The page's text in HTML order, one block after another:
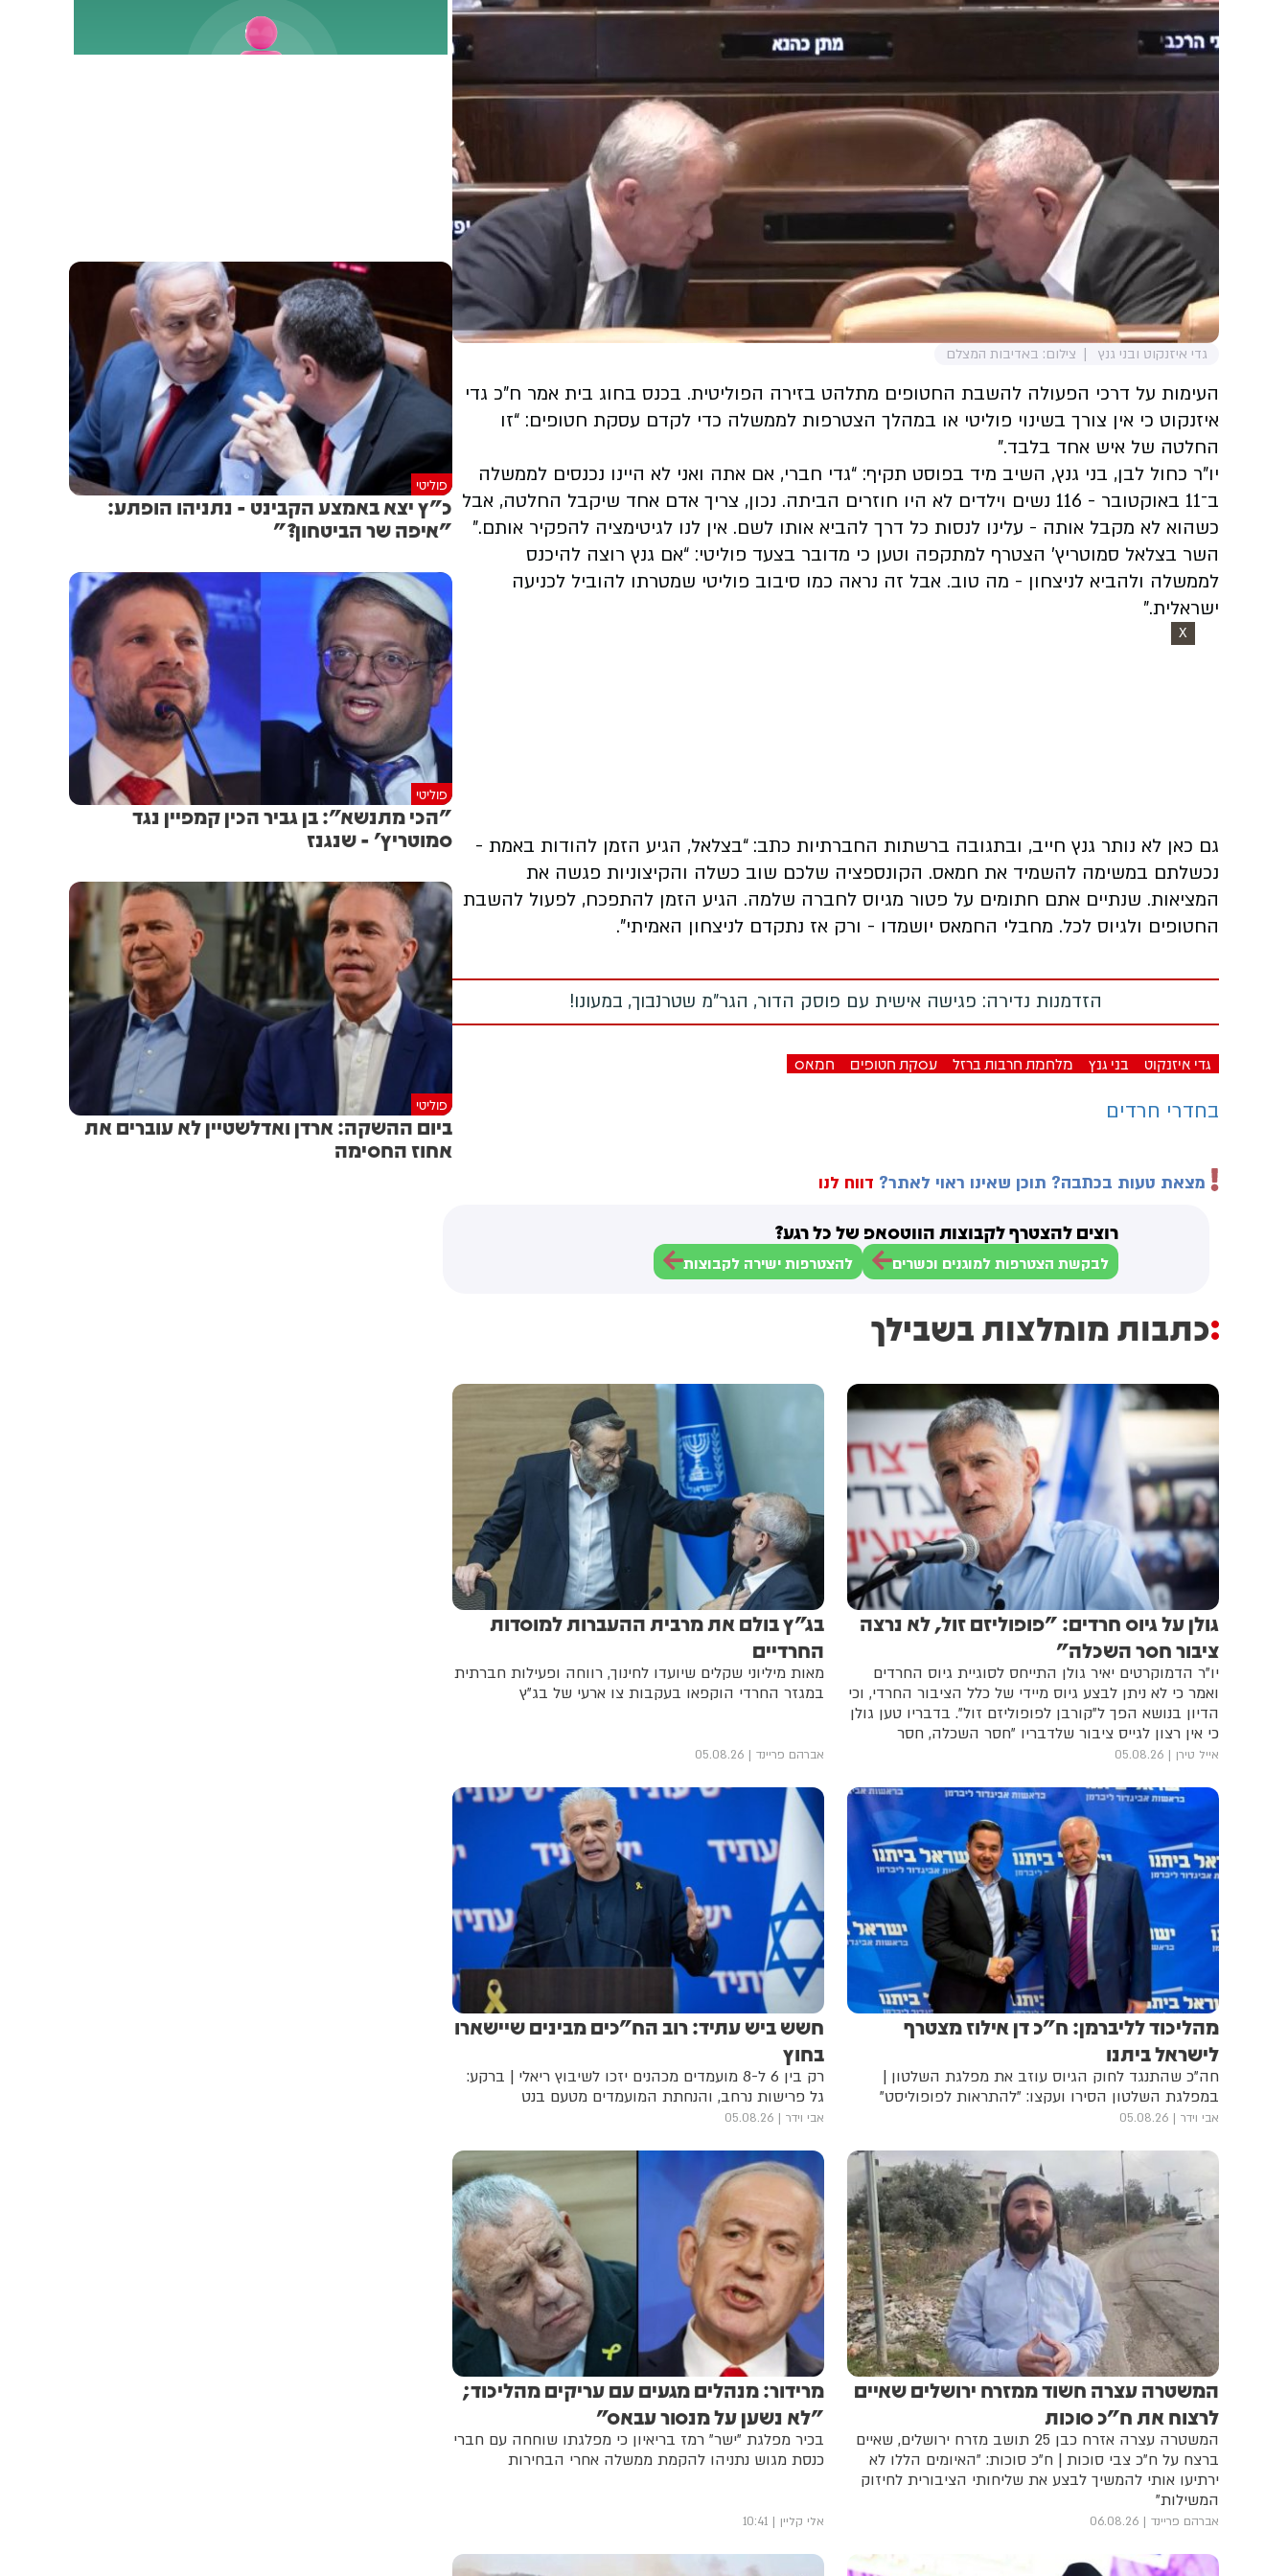
גדי איזנקוט ובני גנץ צילום: באדיבות המצלם
העימות על דרכי הפעולה להשבת החטופים מתלהט בזירה הפוליטית. בכנס בחוג בית אמר ח”כ גדי
איזנקוט כי אין צורך בשינוי פוליטי או במהלך הצטרפות לממשלה כדי לקדם עסקת חטופים: “זו
החלטה של איש אחד בלבד.”
יו”ר כחול לבן, בני גנץ, השיב מיד בפוסט תקיף: “גדי חברי, אם אתה ואני לא היינו נכנסים לממשלה
ב־11 באוקטובר - 116 נשים וילדים לא היו חוזרים הביתה. נכון, צריך אדם אחד שיקבל החלטה, אבל
כשהוא לא מקבל אותה - עלינו לנסות כל דרך להביא אותו לשם. אין לנו לגיטימציה להפקיר אותם.”
השר בצלאל סמוטריץ’ הצטרף למתקפה וטען כי מדובר בצעד פוליטי: “אם גנץ רוצה להיכנס
לממשלה ולהביא לניצחון - מה טוב. אבל זה נראה כמו סיבוב פוליטי שמטרתו להוביל לכניעה
ישראלית.”
X
גם כאן לא נותר גנץ חייב, ובתגובה ברשתות החברתיות כתב: “בצלאל, הגיע הזמן להודות באמת -
נכשלתם במשימה להשמיד את חמאס. הקונספציה שלכם שוב כשלה והקיצוניות פגשה את
המציאות. שנתיים אתם חתומים על פטור מגיוס לחברה שלמה. הגיע הזמן להתפכח, לפעול להשבת
החטופים ולגיוס לכל. מחבלי החמאס יושמדו - ורק אז נתקדם לניצחון האמיתי".
הזדמנות נדירה: פגישה אישית עם פוסק הדור, הגר"מ שטרנבוך, במעונו!
גדי איזנקוט בני גנץ מלחמת חרבות ברזל עסקת חטופים חמאס
בחדרי חרדים
מצאת טעות בכתבה? תוכן שאינו ראוי לאתר? דווח לנו
רוצים להצטרף לקבוצות הווטסאפ של כל רגע?
לבקשת הצטרפות למוגנים וכשרים להצטרפות ישירה לקבוצות
כתבות מומלצות בשבילך
גולן ‏על גיוס חרדים: "פופוליזם זול, לא נרצה
ציבור חסר השכלה"
יו"ר הדמוקרטים יאיר גולן התייחס לסוגיית גיוס החרדים
ואמר כי לא ניתן לבצע גיוס מיידי של כלל הציבור החרדי, וכי
הדיון בנושא הפך ל"קורבן לפופוליזם זול". בדבריו טען גולן
כי אין רצון לגייס ציבור שלדבריו "חסר השכלה, חסר
מוטיבציה וחסר יכולת פיזית". בהמשך הגיב גולן בחשבונו
אייל טירן 05.08.26
בג"ץ בולם את מרבית ההעברות למוסדות
החרדיים
מאות מיליוני שקלים שיועדו לחינוך, רווחה ופעילות חברתית
במגזר החרדי הוקפאו בעקבות צו ארעי של בג"ץ
אברהם פריינד 05.08.26
מהליכוד לליברמן: ח"כ דן אילוז מצטרף
לישראל ביתנו
חה"כ שהתנגד לחוק הגיוס עוזב את מפלגת השלטון |
במפלגת השלטון הסירו ועקצו: "להתראות לפופוליסט"
אבי וידר 05.08.26
חשש ביש עתיד: רוב הח"כים מבינים שיישארו
בחוץ
רק בין 6 ל-8 מועמדים מכהנים יזכו לשיבוץ ריאלי | ברקע:
גל פרישות נרחב, והנחתת המועמדים מטעם בנט
אבי וידר 05.08.26
המשטרה עצרה חשוד ממזרח ירושלים שאיים
לרצוח את ח"כ סוכות
המשטרה עצרה אזרח כבן 25 תושב מזרח ירושלים, שאיים
ברצח על ח"כ צבי סוכות | ח"כ סוכות: "האיומים הללו לא
ירתיעו אותי להמשיך לבצע את שליחותי הציבורית לחיזוק
המשילות"
אברהם פריינד 06.08.26
מרידור: מנהלים מגעים עם עריקים מהליכוד;
"לא נשען על מנסור עבאס"
בכיר מפלגת "ישר" רמז בריאיון כי מפלגתו שוחחה עם חברי
כנסת מגוש נתניהו להקמת ממשלה אחרי הבחירות
אלי קליין 10:41
פוליטי
כ"ץ יצא באמצע הקבינט - נתניהו הופתע:
"איפה שר הביטחון?"
פוליטי
"הכי מתנשא": בן גביר הכין קמפיין נגד
סמוטריץ' - שנגנז
פוליטי
ביום ההשקה: ארדן ואדלשטיין לא עוברים את
אחוז החסימה